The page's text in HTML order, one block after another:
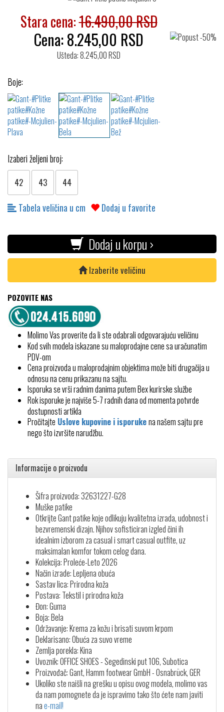
Stara cena:16.490,00 RSD
Cena:8.245,00 RSD
Ušteda: 8.245,00 RSD
Boje:
Izaberi željeni broj:
42 43 44
Tabela veličina u cm Dodaj u favorite
Dodaj u korpu ›
Izaberite veličinu
POZOVITE NAS
Molimo Vas proverite da li ste odabrali odgovarajuću veličinu
Kod svih modela iskazane su maloprodajne cene sa uračunatim
PDV-om
Cena proizvoda u maloprodajnim objektima može biti drugačija u
odnosu na cenu prikazanu na sajtu.
Isporuka se vrši radnim danima putem Bex kurirske službe
Rok isporuke je najviše 5-7 radnih dana od momenta potvrde
dostupnosti artikla
Pročitajte Uslove kupovine i isporukena našem sajtu pre
nego što izvršite narudžbu.
Informacije o proizvodu
Šifra proizvoda: 32631227-G28
Muške patike
Otkrijte Gant patike koje odlikuju kvalitetna izrada, udobnost i
bezvremenski dizajn. Njihov sofisticiran izgled čini ih
idealnim izborom za casual i smart casual outfite, uz
maksimalan komfor tokom celog dana.
Kolekcija: Proleće-Leto 2026
Način izrade: Lepljena obuća
Sastav lica: Prirodna koža
Postava: Tekstil i prirodna koža
Đon: Guma
Boja: Bela
Održavanje: Krema za kožu i brisati suvom krpom
Deklarisano: Obuća za suvo vreme
Zemlja porekla: Kina
Uvoznik: OFFICE SHOES - Segedinski put 106, Subotica
Proizvođač: Gant, Hamm footwear GmbH - Osnabrück, GER
Ukoliko ste naišli na grešku u opisu ovog modela, molimo vas
da nam pomognete da je ispravimo tako što ćete nam javiti
nae-mail!